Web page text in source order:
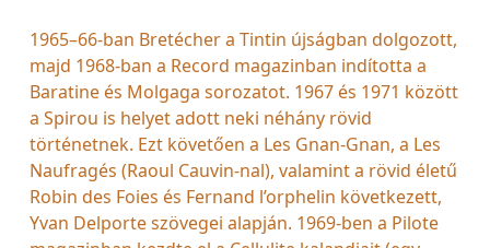
1965–66-ban Bretécher a Tintin újságban dolgozott,
majd 1968-ban a Record magazinban indította a
Baratine és Molgaga sorozatot. 1967 és 1971 között
a Spirou is helyet adott neki néhány rövid
történetnek. Ezt követően a Les Gnan-Gnan, a Les
Naufragés (Raoul Cauvin-nal), valamint a rövid életű
Robin des Foies és Fernand l’orphelin következett,
Yvan Delporte szövegei alapján. 1969-ben a Pilote